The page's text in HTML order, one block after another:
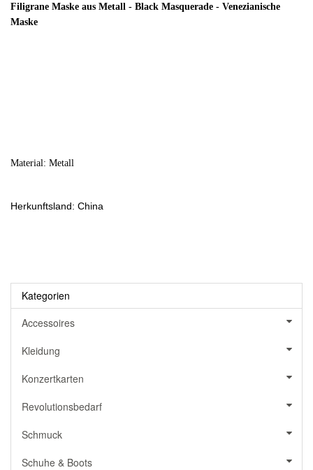
Filigrane Maske aus Metall - Black Masquerade - Venezianische
Maske
Material: Metall
Herkunftsland: China
Kategorien
Accessoires
Kleidung
Konzertkarten
Revolutionsbedarf
Schmuck
Schuhe & Boots